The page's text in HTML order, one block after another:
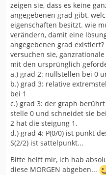
zeigen sie, dass es keine
angegebenen grad gibt,
eigenschaften besitzt. wie
verändern, damit eine
angegebenen grad existiert?
versuchen sie,
mit den ursprünglich
a.) grad 2: nullstellen bei 0
b.) grad 3: relative
bei 1
c.) grad 3: der graph
stelle 0 und schneidet sie
2 hat die steigung 1.
d.) grad 4: P(0/0) ist punkt
S(2/2) ist sattelpunkt...
Bitte helft mir, ich hab
diese MORGEN abgeben...